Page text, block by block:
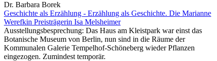
Dr. Barbara Borek
Geschichte als Erzählung - Erzählung als Geschichte. Die Marianne
Werefkin Preisträgerin Isa Melsheimer
Ausstellungsbesprechung: Das Haus am Kleistpark war einst das
Botanische Museum von Berlin, nun sind in die Räume der
Kommunalen Galerie Tempelhof-Schöneberg wieder Pflanzen
eingezogen. Zumindest temporär.